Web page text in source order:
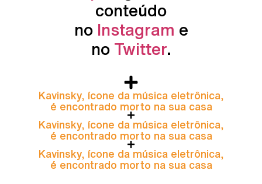
conteúdo
no Instagram e
no Twitter.
Kavinsky, ícone da música eletrônica,
é encontrado morto na sua casa
Kavinsky, ícone da música eletrônica,
é encontrado morto na sua casa
Kavinsky, ícone da música eletrônica,
é encontrado morto na sua casa